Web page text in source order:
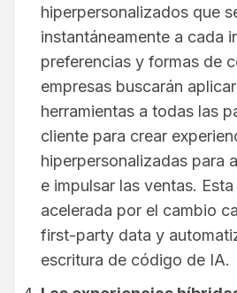
hiperpersonalizados que
instantáneamente a cada
preferencias y formas de
empresas buscarán
herramientas a todas las
cliente para crear
hiperpersonalizadas para
e impulsar las ventas.
acelerada por el cambio
first-party data y
escritura de código de IA.